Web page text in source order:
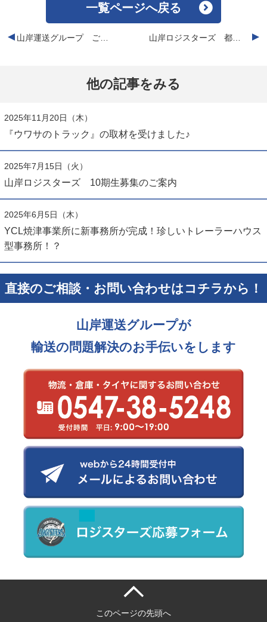
一覧ページへ戻る
山岸運送グループ ご祈祷と安全大会を開催いたしました。 山岸ロジスターズ 都市対抗野球２次予選出場決定しました！
他の記事をみる
2025年11月20日（木）
『ウワサのトラック』の取材を受けました♪
2025年7月15日（火）
山岸ロジスターズ 10期生募集のご案内
2025年6月5日（木）
YCL焼津事業所に新事務所が完成！珍しいトレーラーハウス
型事務所！？
直接のご相談・お問い合わせはコチラから！
山岸運送グループが
輸送の問題解決のお手伝いをします
このページの先頭へ